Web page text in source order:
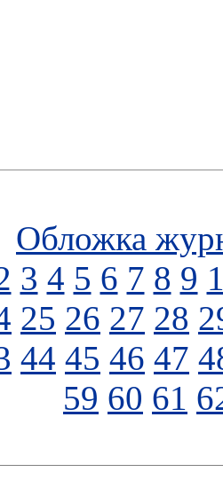
Обложка
3 4 5 6 7 8 9
25 26 27 28
44 45 46 47
59 60 61